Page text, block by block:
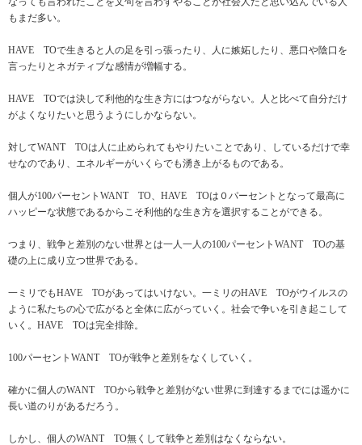
もまだ多い。
HAVE TOで生きると人の足を引っ張ったり、人に嫉妬したり、悪口や陰口を
言ったりとネガティブな感情が増幅する。
HAVE TOでは決して利他的な生き方にはつながらない。人と比べて自分だけ
がよくなりたいと思うようにしかならない。
対してWANT TOは人に止められてもやりたいことであり、しているだけで幸
せなのであり、エネルギーがいくらでも湧き上がるものである。
個人が100パーセントWANT TO、HAVE TOは０パーセントとなって最高に
ハッピーな状態であるからこそ利他的な生き方を選択することができる。
つまり、戦争と差別のない世界とは一人一人の100パーセントWANT TOの基
礎の上に成り立つ世界である。
一ミリでもHAVE TOがあってはいけない。一ミリのHAVE TOがウイルスの
ように私たちの心で広がると全体に広がっていく。社会で争いを引き起こして
いく。HAVE TOは完全排除。
100パーセントWANT TOが戦争と差別をなくしていく。
確かに個人のWANT TOから戦争と差別がない世界に到達するまでには遥かに
長い道のりがあるだろう。
しかし、個人のWANT TO無くして戦争と差別はなくならない。